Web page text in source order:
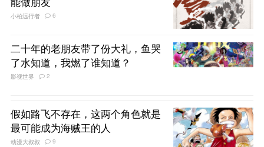
小柏远行者 6
二十年的老朋友带了份大礼，鱼哭
了水知道，我燃了谁知道？
影视世界 2
假如路飞不存在，这两个角色就是
最可能成为海贼王的人
动漫大叔叔 9